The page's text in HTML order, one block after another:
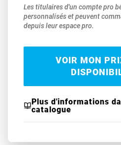
Les titulaires d'un compte pro
personnalisés et peuvent
depuis leur espace pro.
VOIR MON
Plus d'informations
catalogue